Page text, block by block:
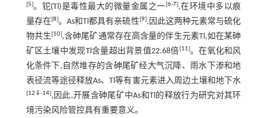
[5]。铊(Tl)是毒性最大的微量金属之一[6-7],在环境中多以痕
量存在[8]。As和Tl都具有亲硫性[9],因此这两种元素常与硫化
物共生[10],含砷尾矿通常存在高含量的伴生元素Tl,如在某砷
矿区土壤中发现Tl含量超出背景值22.68倍[11]。在氧化和风
化条件下,自然堆存的含砷尾矿经大气沉降、雨水下渗和地
表径流等途径释放As、Tl等有害元素进入周边土壤和地下水
[12 ⇓-14],因此,开展含砷尾矿中As和Tl的释放行为研究对其环
境污染风险管控具有重要意义。